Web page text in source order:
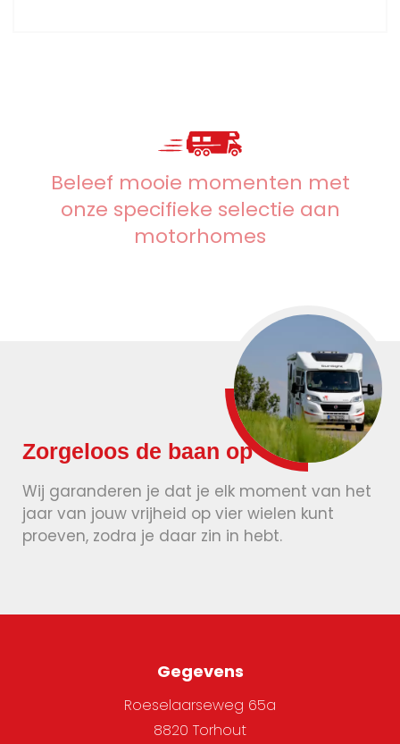
Beleef mooie momenten met
onze specifieke selectie aan
motorhomes
Zorgeloos de baan op
Wij garanderen je dat je elk moment van het
jaar van jouw vrijheid op vier wielen kunt
proeven, zodra je daar zin in hebt.
Gegevens
Roeselaarseweg 65a
8820 Torhout